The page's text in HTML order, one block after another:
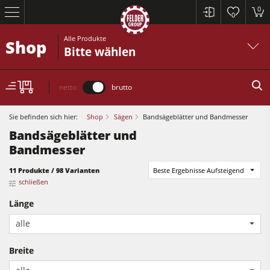
0
0
Hobelmaschinen
Fräsmaschinen
Kreissäge-Fräsmaschinen
Shop Alle Produkte
Bitte wählen
netto brutto
Sie befinden sich hier: Shop Sägen Bandsägeblätter und Bandmesser
Bandsägeblätter und
Bandmesser
11 Produkte / 98 Varianten
Beste Ergebnisse Aufsteigend
schließen
Länge
alle
Breite